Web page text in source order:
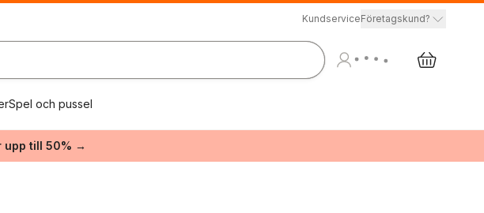
KundserviceFöretagskund?
Spel och pussel
upp till 50% →